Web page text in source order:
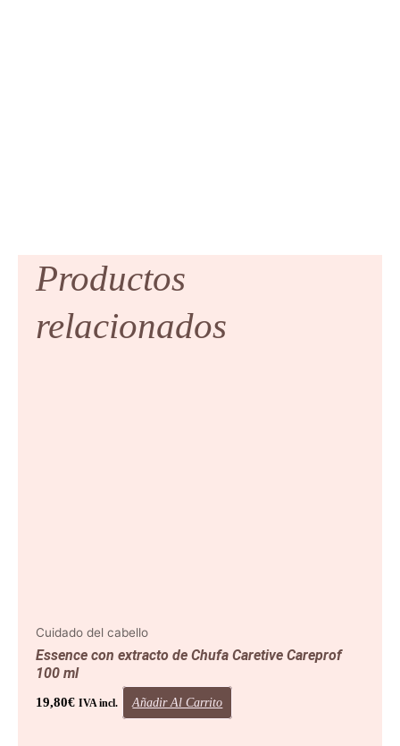
Productos
relacionados
Cuidado del cabello
Essence con extracto de Chufa Caretive Careprof
100 ml
19,80€ IVA incl. Añadir Al Carrito